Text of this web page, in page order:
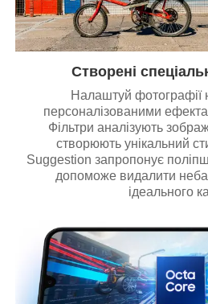
Створені
Налаштуй фотографії
персоналізованими
Фільтри аналізують
створюють унікальний
Suggestion запропонує
допоможе видалити
ідеального